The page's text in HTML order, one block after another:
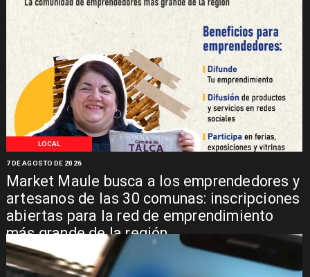
LOCAL
Market Maule busca a los emprendedores y
artesanos de las 30 comunas: inscripciones
abiertas para la red de emprendimiento
más grande de la región
7 DE AGOSTO DE 2026